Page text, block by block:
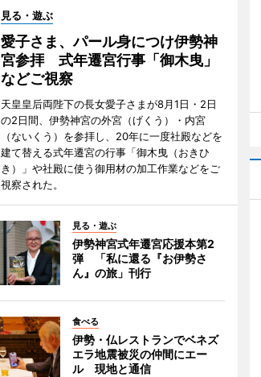
見る・遊ぶ
愛子さま、パール身につけ伊勢神
宮参拝 式年遷宮行事「御木曳」
などご視察
天皇皇后両陛下の長女愛子さまが8月1日・2日
の2日間、伊勢神宮の外宮（げくう）・内宮
（ないくう）を参拝し、20年に一度社殿などを
建て替える式年遷宮の行事「御木曳（おきひ
き）」や社殿に使う御用材の加工作業などをご
視察された。
見る・遊ぶ
伊勢神宮式年遷宮応援本第2
弾 「私に還る『お伊勢さ
ん』の旅」刊行
食べる
伊勢・仏レストランでベネズ
エラ地震被災の仲間にエー
ル 現地と通信